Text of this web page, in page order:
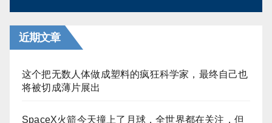
近期文章
这个把无数人体做成塑料的疯狂科学家，最终自己也
将被切成薄片展出
SpaceX火箭今天撞上了月球，全世界都在关注，但